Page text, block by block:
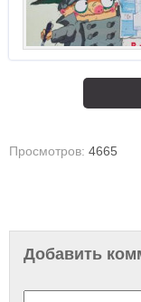
Просмотров: 4665
Добавить